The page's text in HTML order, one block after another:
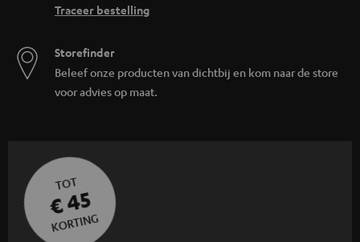
Traceer bestelling
Storefinder
Beleef onze producten van dichtbij en kom naar de store
voor advies op maat.
TOT
€ 45
KORTING